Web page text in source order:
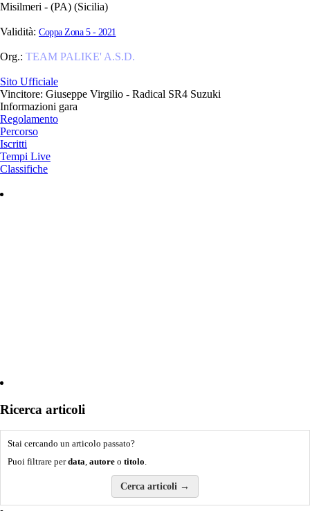
Misilmeri - (PA) (Sicilia)
Validità: Coppa Zona 5 - 2021
Org.: TEAM PALIKE' A.S.D.
Sito Ufficiale
Vincitore: Giuseppe Virgilio - Radical SR4 Suzuki
Informazioni gara
Regolamento
Percorso
Iscritti
Tempi Live
Classifiche
Ricerca articoli
Stai cercando un articolo passato?
Puoi filtrare perdata, autore o titolo.
Cerca articoli →